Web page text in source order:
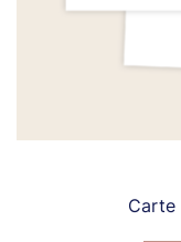
Carte